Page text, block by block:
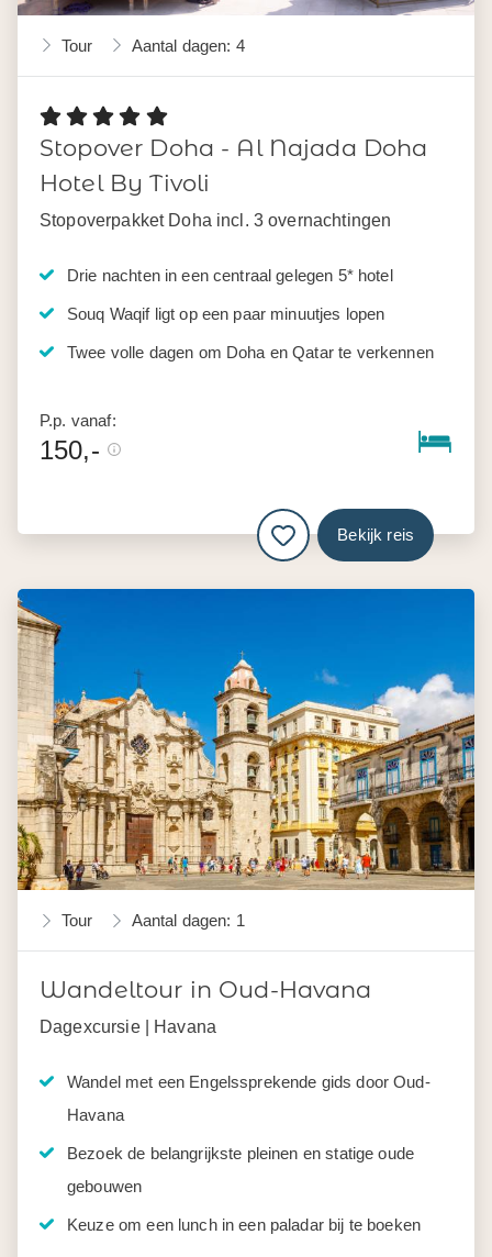
Tour Aantal dagen: 4
Stopover Doha - Al Najada Doha
Hotel By Tivoli
Stopoverpakket Doha incl. 3 overnachtingen
Drie nachten in een centraal gelegen 5* hotel
Souq Waqif ligt op een paar minuutjes lopen
Twee volle dagen om Doha en Qatar te verkennen
P.p. vanaf:
150,-
Bekijk reis
Tour Aantal dagen: 1
Wandeltour in Oud-Havana
Dagexcursie | Havana
Wandel met een Engelssprekende gids door Oud-
Havana
Bezoek de belangrijkste pleinen en statige oude
gebouwen
Keuze om een lunch in een paladar bij te boeken